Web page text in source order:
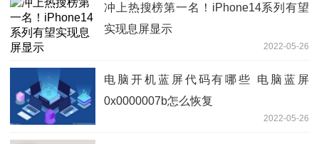
冲上热搜榜第一名！iPhone14系列有望
实现息屏显示
2022-05-26
电脑开机蓝屏代码有哪些 电脑蓝屏
0x0000007b怎么恢复
2022-05-26